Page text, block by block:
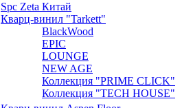
Spc Zeta Китай
Кварц-винил "Tarkett"
BlackWood
EPIC
LOUNGE
NEW AGE
Коллекция "PRIME CLICK"
Коллекция "TECH HOUSE"